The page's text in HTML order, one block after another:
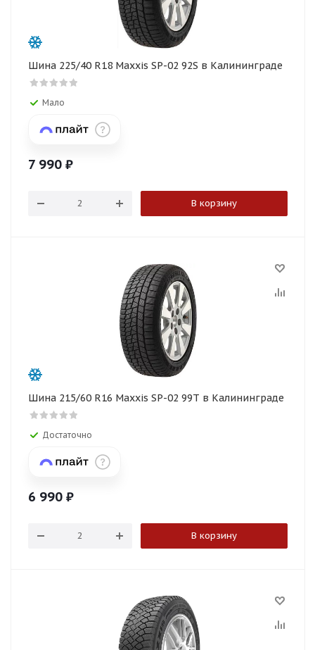
Шина 225/40 R18 Maxxis SP-02 92S в Калининграде
Мало
7 990 ₽
В корзину
Шина 215/60 R16 Maxxis SP-02 99T в Калининграде
Достаточно
6 990 ₽
В корзину